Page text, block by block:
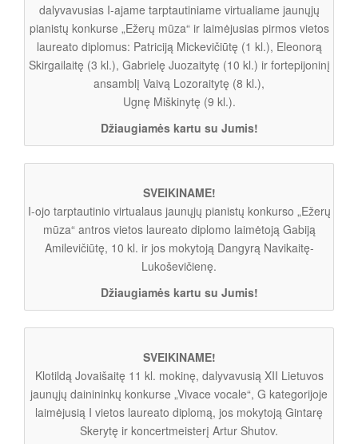
dalyvavusias I-ajame tarptautiniame virtualiame jaunųjų
pianistų konkurse „Ežerų mūza“ ir laimėjusias pirmos vietos
laureato diplomus: Patriciją Mickevičiūtę (1 kl.), Eleonorą
Skirgailaitę (3 kl.), Gabrielę Juozaitytę (10 kl.) ir fortepijoninį
ansamblį Vaivą Lozoraitytę (8 kl.),
Ugnę Miškinytę (9 kl.).
Džiaugiamės kartu su Jumis!
SVEIKINAME!
I-ojo tarptautinio virtualaus jaunųjų pianistų konkurso „Ežerų
mūza“ antros vietos laureato diplomo laimėtoją Gabiją
Amilevičiūtę, 10 kl. ir jos mokytoją Dangyrą Navikaitę-
Lukoševičienę.
Džiaugiamės kartu su Jumis!
SVEIKINAME!
Klotildą Jovaišaitę 11 kl. mokinę, dalyvavusią XII Lietuvos
jaunųjų dainininkų konkurse „Vivace vocale“, G kategorijoje
laimėjusią I vietos laureato diplomą, jos mokytoją Gintarę
Skerytę ir koncertmeisterį Artur Shutov.